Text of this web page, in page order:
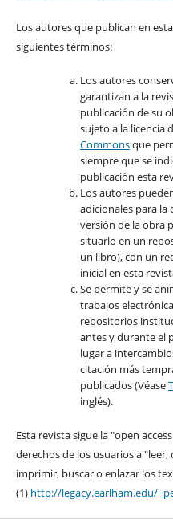
Los autores que publican en
siguientes términos:
Los autores
garantizan a la
publicación de su
sujeto a la licencia
Commonsque
siempre que se
publicación esta
Los autores
adicionales para la
versión de la obra
situarlo en un
un libro), con un
inicial en esta
Se permite y se
trabajos
repositorios
antes y durante el
lugar a
citación más
publicados (Véase
inglés).
Esta revista sigue la "open
derechos de los usuarios a
imprimir, buscar o enlazar los
(1) http://legacy.earlham.edu/